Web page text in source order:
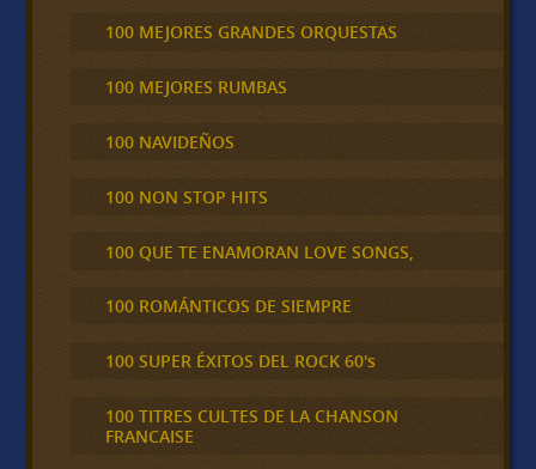
100 MEJORES GRANDES ORQUESTAS
100 MEJORES RUMBAS
100 NAVIDEÑOS
100 NON STOP HITS
100 QUE TE ENAMORAN LOVE SONGS,
100 ROMÁNTICOS DE SIEMPRE
100 SUPER ÉXITOS DEL ROCK 60's
100 TITRES CULTES DE LA CHANSON
FRANCAISE